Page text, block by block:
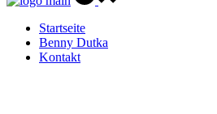
Startseite
Benny Dutka
Kontakt